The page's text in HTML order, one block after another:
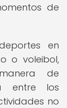
de
en
o voleibol,
de
entre los
no